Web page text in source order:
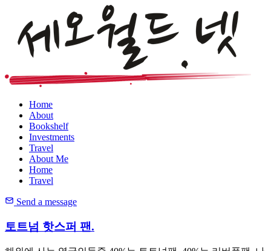
Home
About
Bookshelf
Investments
Travel
About Me
Home
Travel
Send a message
토트넘 핫스퍼 팬.